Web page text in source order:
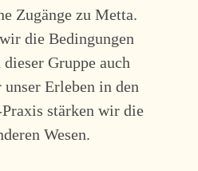
Zugänge zu Metta.
die Bedingungen
Gruppe auch
Erleben in den
stärken wir die
Wesen.